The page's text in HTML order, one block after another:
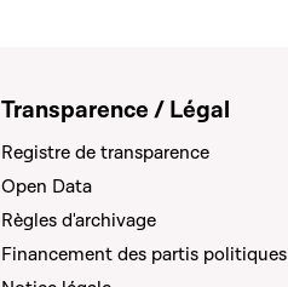
Transparence / Légal
Registre de transparence
Open Data
Règles d'archivage
Financement des partis politiques